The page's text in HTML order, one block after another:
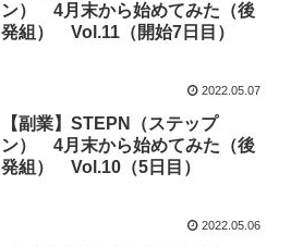
ン） 4月末から始めてみた（後
発組） Vol.11（開始7日目）
2022.05.07
【副業】STEPN（ステップ
ン） 4月末から始めてみた（後
発組） Vol.10（5日目）
2022.05.06